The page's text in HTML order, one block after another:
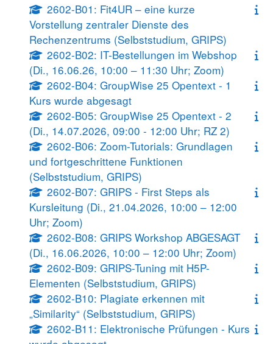
2602-B01: Fit4UR – eine kurze
Vorstellung zentraler Dienste des
Rechenzentrums (Selbststudium, GRIPS)
2602-B02: IT-Bestellungen im Webshop
(Di., 16.06.26, 10:00 – 11:30 Uhr; Zoom)
2602-B04: GroupWise 25 Opentext - 1
Kurs wurde abgesagt
2602-B05: GroupWise 25 Opentext - 2
(Di., 14.07.2026, 09:00 - 12:00 Uhr; RZ 2)
2602-B06: Zoom-Tutorials: Grundlagen
und fortgeschrittene Funktionen
(Selbststudium, GRIPS)
2602-B07: GRIPS - First Steps als
Kursleitung (Di., 21.04.2026, 10:00 – 12:00
Uhr; Zoom)
2602-B08: GRIPS Workshop ABGESAGT
(Di., 16.06.2026, 10:00 – 12:00 Uhr; Zoom)
2602-B09: GRIPS-Tuning mit H5P-
Elementen (Selbststudium, GRIPS)
2602-B10: Plagiate erkennen mit
„Similarity“ (Selbststudium, GRIPS)
2602-B11: Elektronische Prüfungen - Kurs